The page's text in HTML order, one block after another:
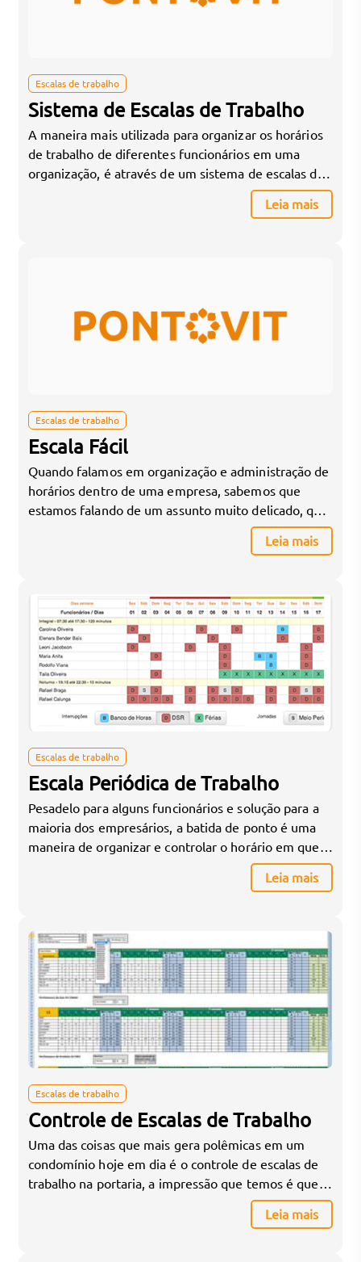
Escalas de trabalho
Sistema de Escalas de Trabalho
A maneira mais utilizada para organizar os horários
de trabalho de diferentes funcionários em uma
organização, é através de um sistema de escalas de
trabalho. No entanto, fazer esse tipo de organização
à mão pode causar além de trabalho em excesso
Leia mais
Escalas de trabalho
Escala Fácil
Quando falamos em organização e administração de
horários dentro de uma empresa, sabemos que
estamos falando de um assunto muito delicado, que
em muitos casos pode se tornar um grande
problema, não só para o colaborar, mas também
dependendo do […]
Leia mais
Escalas de trabalho
Escala Periódica de Trabalho
Pesadelo para alguns funcionários e solução para a
maioria dos empresários, a batida de ponto é uma
maneira de organizar e controlar o horário em que
os funcionários estão na empresa. Em um primeiro
momento, indica-se que o empresário reúna-se com
Leia mais
Escalas de trabalho
Controle de Escalas de Trabalho
Uma das coisas que mais gera polêmicas em um
condomínio hoje em dia é o controle de escalas de
trabalho na portaria, a impressão que temos é que
eles saem de lá justamente quando estamos
chegando. A melhor maneira de resolver isso é com
Leia mais